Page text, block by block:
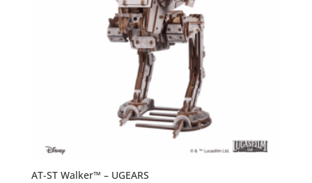
AT-ST Walker™ – UGEARS